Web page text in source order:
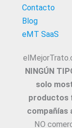
Contacto
Blog
eMT SaaS
NINGÚN
solo
productos
compañías
NO